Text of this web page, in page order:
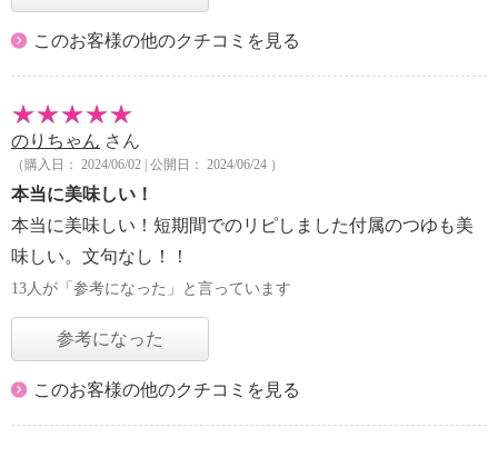
このお客様の他のクチコミを見る
のりちゃん さん
（購入日： 2024/06/02 | 公開日： 2024/06/24 ）
本当に美味しい！
本当に美味しい！短期間でのリピしました付属のつゆも美
味しい。文句なし！！
13人が「参考になった」と言っています
参考になった
このお客様の他のクチコミを見る